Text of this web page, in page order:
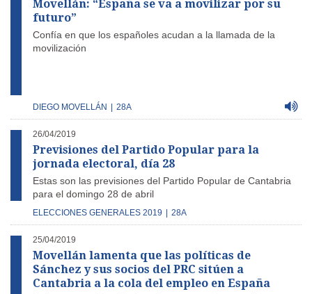
Movellán: “España se va a movilizar por su
futuro”
Confía en que los españoles acudan a la llamada de la
movilización
DIEGO MOVELLÁN 28A
26/04/2019
Previsiones del Partido Popular para la
jornada electoral, día 28
Estas son las previsiones del Partido Popular de Cantabria
para el domingo 28 de abril
ELECCIONES GENERALES 2019 28A
25/04/2019
Movellán lamenta que las políticas de
Sánchez y sus socios del PRC sitúen a
Cantabria a la cola del empleo en España